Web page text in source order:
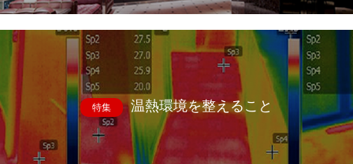
特集 温熱環境を整えること